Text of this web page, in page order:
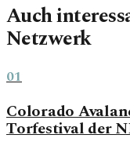
Auch
Netzwerk
01
Colorado
Torfestival der